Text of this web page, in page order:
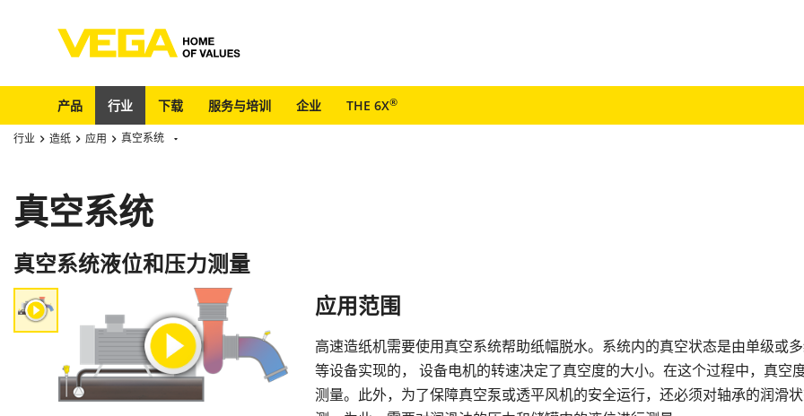
产品 行业 下载 服务与培训 企业 THE 6X®
行业 造纸 应用 真空系统
真空系统
真空系统液位和压力测量
应用范围
高速造纸机需要使用真空系统帮助纸幅脱水。系统内的真空状态是由单级或
等设备实现的， 设备电机的转速决定了真空度的大小。在这个过程中，真空
测量。此外，为了保障真空泵或透平风机的安全运行，还必须对轴承的润滑